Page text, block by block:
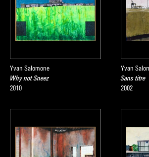
Source :
Extrait du catalogueCollection art
Centre Pompidou, Musée national d'art
direction de Agnès de la Beaumelle,
Yvan Salomone
Why not Sneez
2010
Yvan
Sans titre
2002